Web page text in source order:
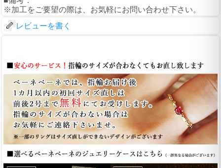
※加工をご要望の際は、お気軽にお問い合わせ下さい。
レビューを書く